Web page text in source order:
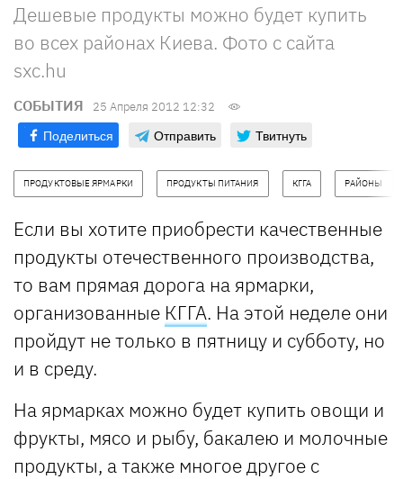
Дешевые продукты можно будет купить
во всех районах Киева. Фото с сайта
sxc.hu
СОБЫТИЯ 25 Апреля 2012 12:32
Поделиться Отправить Твитнуть
ПРОДУКТОВЫЕ ЯРМАРКИ ПРОДУКТЫ ПИТАНИЯ КГГА РАЙОНЫ
Если вы хотите приобрести качественные
продукты отечественного производства,
то вам прямая дорога на ярмарки,
организованные КГГА. На этой неделе они
пройдут не только в пятницу и субботу, но
и в среду.
На ярмарках можно будет купить овощи и
фрукты, мясо и рыбу, бакалею и молочные
продукты, а также многое другое с